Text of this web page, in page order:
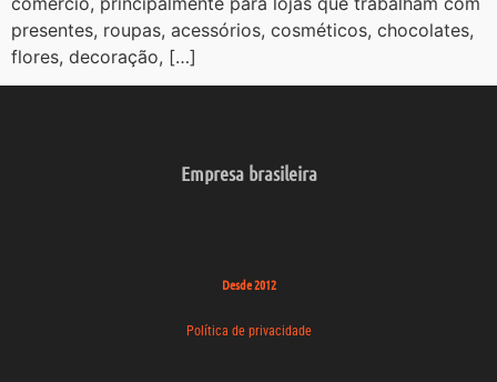
presentes, roupas, acessórios, cosméticos, chocolates,
flores, decoração, […]
Empresa brasileira
Desde 2012
Política de privacidade